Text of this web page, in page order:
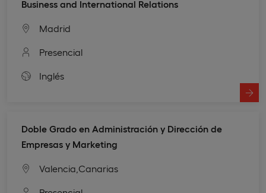
Business and International Relations
Madrid
Presencial
Inglés
Doble Grado en Administración y Dirección de
Empresas y Marketing
Valencia, Canarias